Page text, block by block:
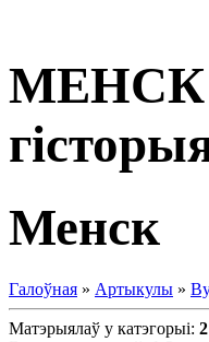
МЕНСК
Менск
Галоўная » Артыкулы »
Матэрыялаў у катэгорыі: 2